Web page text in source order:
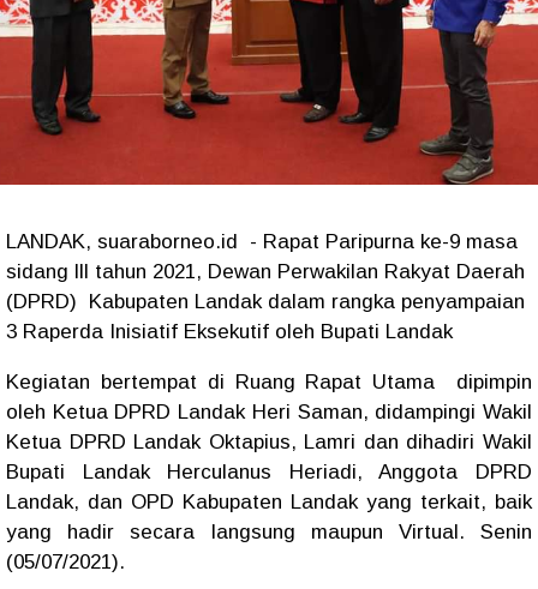
LANDAK, suaraborneo.id - Rapat Paripurna ke-9 masa
sidang lll tahun 2021, Dewan Perwakilan Rakyat Daerah
(DPRD) Kabupaten Landak dalam rangka penyampaian
3 Raperda Inisiatif Eksekutif oleh Bupati Landak
Kegiatan bertempat di Ruang Rapat Utama dipimpin
oleh Ketua DPRD Landak Heri Saman, didampingi Wakil
Ketua DPRD Landak Oktapius, Lamri dan dihadiri Wakil
Bupati Landak Herculanus Heriadi, Anggota DPRD
Landak, dan OPD Kabupaten Landak yang terkait, baik
yang hadir secara langsung maupun Virtual. Senin
(05/07/2021).